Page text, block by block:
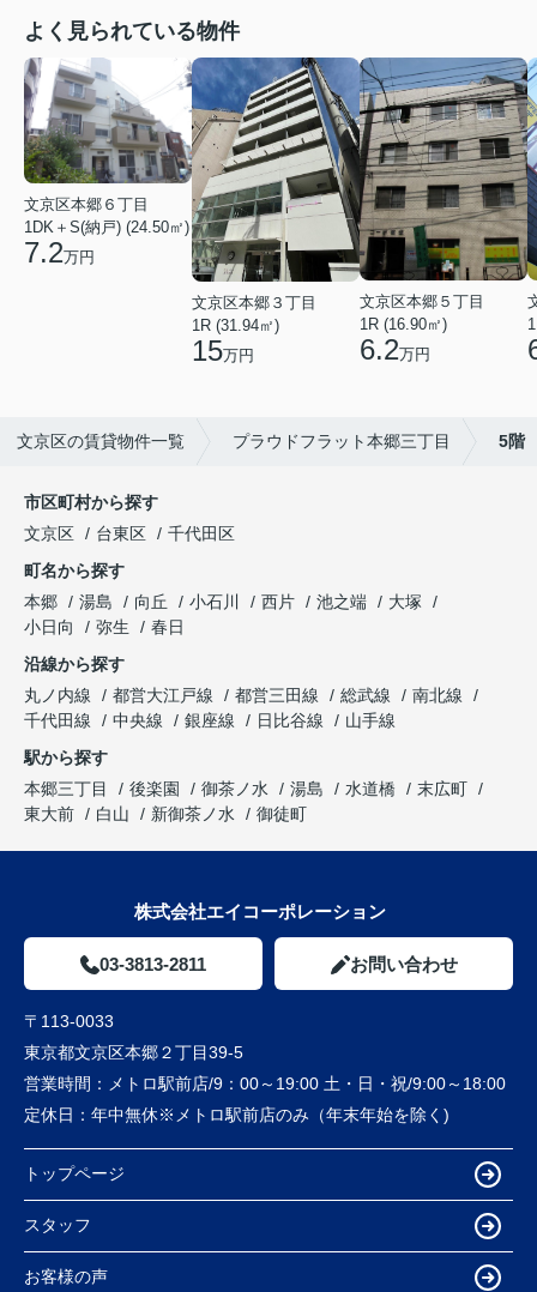
よく見られている物件
文京区本郷６丁目
1DK＋S(納戸) (24.50㎡)
7.2万円
文京区本郷３丁目
1R (31.94㎡)
15万円
文京区本郷５丁目
1R (16.90㎡)
6.2万円
文京区の賃貸物件一覧 プラウドフラット本郷三丁目 5階
市区町村から探す
文京区
台東区
千代田区
町名から探す
本郷
湯島 向丘 小石川 西片 池之端
大塚
小日向
弥生
春日
沿線から探す
丸ノ内線
都営大江戸線 都営三田線 総武線
南北線
千代田線
中央線 銀座線 日比谷線
山手線
駅から探す
本郷三丁目
後楽園 御茶ノ水 湯島 水道橋
末広町
東大前
白山 新御茶ノ水 御徒町
株式会社エイコーポレーション
03-3813-2811 お問い合わせ
〒113-0033
東京都文京区本郷２丁目39-5
営業時間：
メトロ駅前店/9：00～19:00 土・日・祝/9:00～18:00
定休日： 年中無休※メトロ駅前店のみ（年末年始を除く)
トップページ
スタッフ
お客様の声